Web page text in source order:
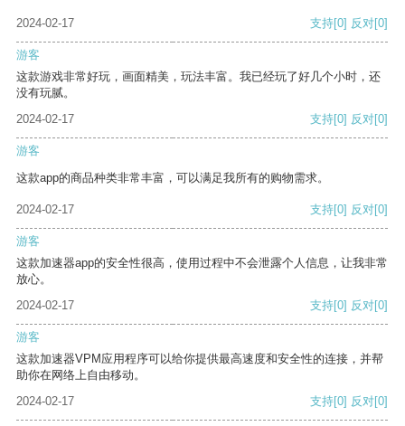
2024-02-17 支持[0] 反对[0]
游客
这款游戏非常好玩，画面精美，玩法丰富。我已经玩了好几个小时，还
没有玩腻。
2024-02-17
支持[0] 反对[0]
游客
这款app的商品种类非常丰富，可以满足我所有的购物需求。
2024-02-17 支持[0] 反对[0]
游客
这款加速器app的安全性很高，使用过程中不会泄露个人信息，让我非常
放心。
2024-02-17
支持[0] 反对[0]
游客
这款加速器VPM应用程序可以给你提供最高速度和安全性的连接，并帮
助你在网络上自由移动。
2024-02-17
支持[0] 反对[0]